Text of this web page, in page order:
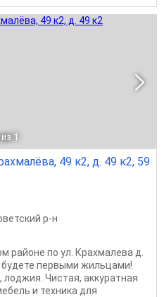
из 1
49 к2, д. 49 к2, 59
р-н
районе по ул. Крахмалева д.
будете первыми жильцами!
Чистая, аккуратная
и техника для